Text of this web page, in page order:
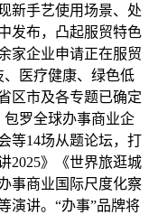
新手艺使用场景、处
发布，凸起服贸特色
家企业申请正在服贸
、医疗健康、绿色低
区市及各专题已确定
罗全球办事商业企
等14场从题论坛，打
2025》《世界旅逛城
事商业国际尺度化察
演讲。“办事”品牌将